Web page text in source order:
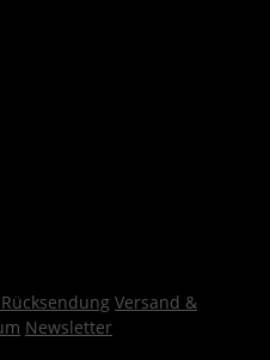
Versand &
Newsletter